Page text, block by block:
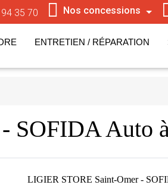
35 70 Nos concessions
ENTRETIEN / RÉPARATION
SOFIDA Auto
LIGIER STORE Saint-Omer -